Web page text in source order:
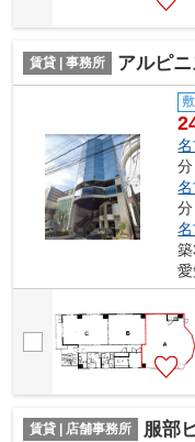
賃貸 | 事務所 アルピニス
分
分
賃貸 | 店舗事務所 服部